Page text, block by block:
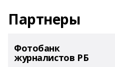
Партнеры
Фотобанк
журналистов РБ